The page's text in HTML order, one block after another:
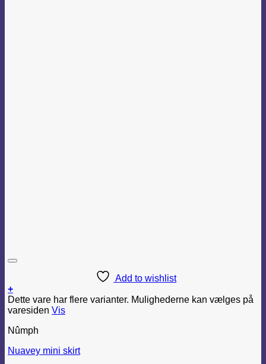
Add to wishlist
+
Dette vare har flere varianter. Mulighederne kan vælges på
varesiden Vis
Nûmph
Nuavey mini skirt